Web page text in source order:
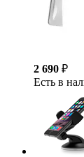
2 690 ₽
Есть в